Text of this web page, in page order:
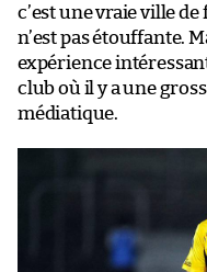
c’est une vraie ville de
n’est pas étouffante.
expérience
club où il y a une
médiatique.